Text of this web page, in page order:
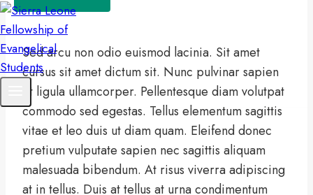
Sed arcu non odio euismod lacinia. Sit amet
cursus sit amet dictum sit. Nunc pulvinar sapien
et ligula ullamcorper. Pellentesque diam volutpat
commodo sed egestas. Tellus elementum sagittis
vitae et leo duis ut diam quam. Eleifend donec
pretium vulputate sapien nec sagittis aliquam
malesuada bibendum. At risus viverra adipiscing
at in tellus. Duis at tellus at urna condimentum